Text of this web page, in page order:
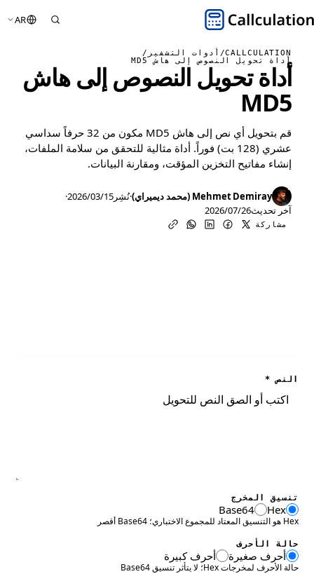
AR
CALLCULATION
/ أدوات التشفير /
أداة تحويل النصوص إلى هاش MD5
أداة تحويل النصوص إلى هاش
MD5
قم بتحويل أي نص إلى هاش MD5 مكون من 32 حرفاً سداسي
عشري (128 بت) فوراً. أداة مثالية للتحقق من سلامة الملفات،
إنشاء مفاتيح التخزين المؤقت، ومقارنة البيانات.
Mehmet Demiray (محمد ديميراي) ·نُشِر15‏/03‏/2026
·
آخر تحديث26‏/07‏/2026
مشاركة
النص *
تنسيق المخرج
Hex
Base64
Hex هو التنسيق المعتاد للمجموع الاختباري؛ Base64 أقصر
حالة الأحرف
أحرف صغيرة أحرف كبيرة
حالة الأحرف لمخرجات Hex؛ لا يتأثر تنسيق Base64